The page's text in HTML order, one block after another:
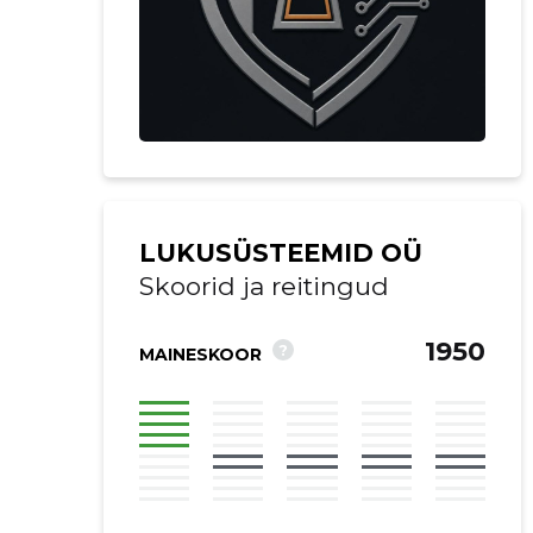
LUKUSÜSTEEMID OÜ
Skoorid ja reitingud
MAINESKOOR ? 1950